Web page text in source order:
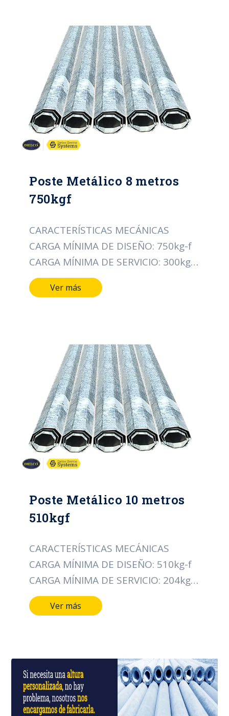
TRAMOS: 2875mm LONGITUD DE
EMBEBIDO: 1400mm DIÁMETRO DE
LA CIMA: 120mm DIÁMETRO DE LA
BASE: 230mm CONICIDAD: 13.6
mm/m PESO APROXIMADO: 108Kg
NUMERO DE TRAMOS: 3
Poste Metálico 8 metros
750kgf
CARACTERÍSTICAS MECÁNICAS
CARGA MÍNIMA DE DISEÑO: 750kg-f
CARGA MÍNIMA DE SERVICIO: 300kg-f
% DE DEFLEXIÓN MÁX. PARA CARGA
DE SERVICIO: 5.0% CARACTERÍSTICAS
TRAMOS: 2890mm LONGITUD DE
EMBEBIDO: 1400mm DIÁMETRO DE
LA CIMA: 111mm DIÁMETRO DE LA
BASE: 276mm CONICIDAD: 20.4
mm/m PESO APROXIMADO: 121Kg
NUMERO DE TRAMOS: 3
Ver más
Poste Metálico 10 metros
510kgf
CARACTERÍSTICAS MECÁNICAS
CARGA MÍNIMA DE DISEÑO: 510kg-f
CARGA MÍNIMA DE SERVICIO: 204kg-f
% DE DEFLEXIÓN MÁX. PARA CARGA
DE SERVICIO: 5.0% CARACTERÍSTICAS
LOS TRAMOS: 3560mm LONGITUD
DE EMBEBIDO: 1600mm DIÁMETRO
DE LA CIMA: 129mm DIÁMETRO DE
LA BASE: 260mm CONICIDAD: 13.0
Ver más